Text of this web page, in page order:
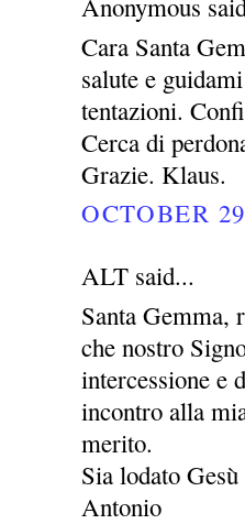
Cara Santa
salute e
tentazioni.
Cerca di
Grazie. Klaus.
OCTOBER
ALT said...
Santa Gemma,
che nostro
intercessione e
incontro alla
merito.
Sia lodato
Antonio